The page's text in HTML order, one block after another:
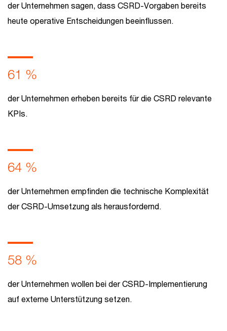
der Unternehmen sagen, dass CSRD-Vorgaben bereits
heute operative Entscheidungen beeinflussen.
61 %
der Unternehmen erheben bereits für die CSRD relevante
KPIs.
64 %
der Unternehmen empfinden die technische Komplexität
der CSRD-Umsetzung als herausfordernd.
58 %
der Unternehmen wollen bei der CSRD-Implementierung
auf externe Unterstützung setzen.